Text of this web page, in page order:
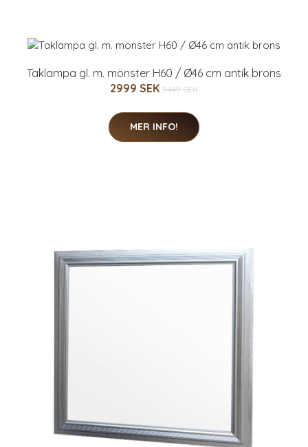
Taklampa gl. m. mönster H60 / Ø46 cm antik brons
2999 SEK 3449 SEK
MER INFO!